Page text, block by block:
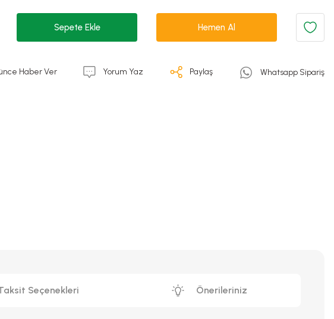
Sepete Ekle Hemen Al
Haber Ver Yorum Yaz Paylaş Whatsapp Sipariş
Seçenekleri Önerileriniz